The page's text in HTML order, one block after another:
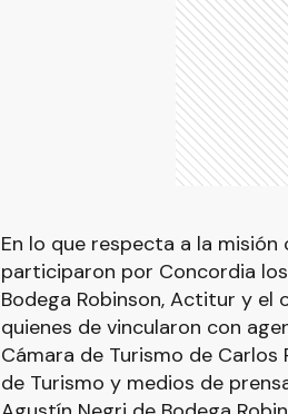
En lo que respecta a la
participaron por Concordia
Bodega Robinson, Actitur y el
quienes de vincularon con
Cámara de Turismo de Carlos
de Turismo y medios de